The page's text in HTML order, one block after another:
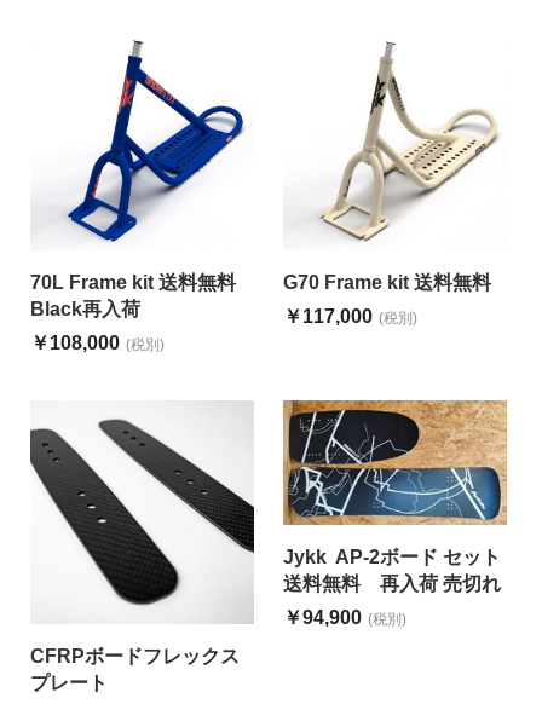
70L Frame kit 送料無料
Black再入荷
￥108,000 (税別)
G70 Frame kit 送料無料
￥117,000 (税別)
CFRPボードフレックス
プレート
Jykk AP-2ボード セット
送料無料 再入荷 売切れ
￥94,900 (税別)